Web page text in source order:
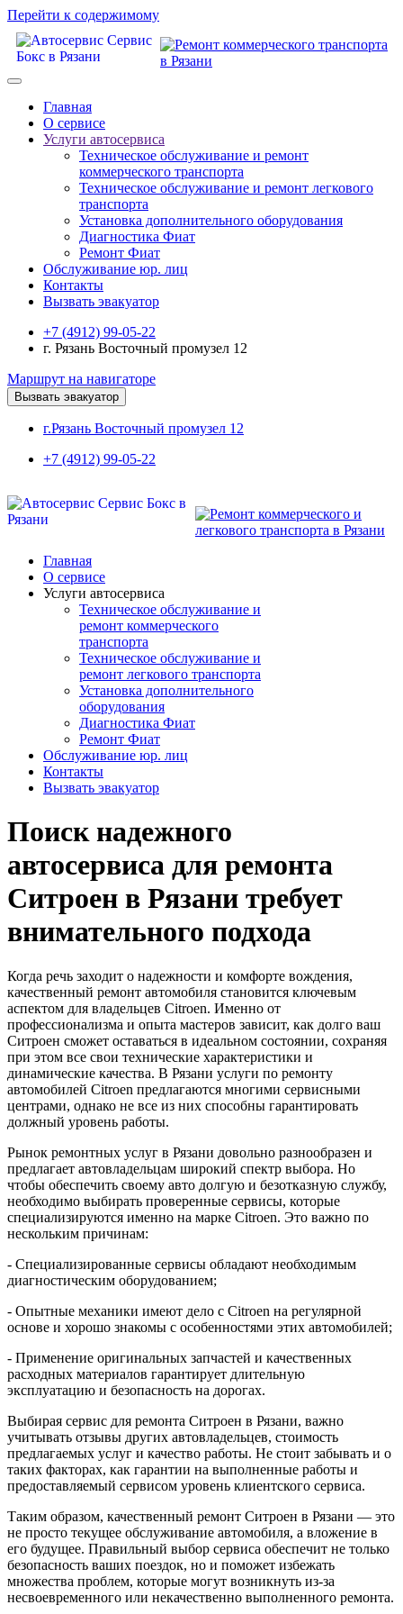
Перейти к содержимому
Главная
О сервисе
Услуги автосервиса
Техническое обcлуживание и ремонт
коммерческого транспорта
Техническое обcлуживание и ремонт легкового
транспорта
Установка дополнительного оборудования
Диагностика Фиат
Ремонт Фиат
Обслуживание юр. лиц
Контакты
Вызвать эвакуатор
+7 (4912) 99-05-22
г. Рязань Восточный промузел 12
Маршрут на навигаторе
Вызвать эвакуатор
г.Рязань Восточный промузел 12
+7 (4912) 99-05-22
Главная
О сервисе
Услуги автосервиса
Техническое обcлуживание и
ремонт коммерческого
транспорта
Техническое обcлуживание и
ремонт легкового транспорта
Установка дополнительного
оборудования
Диагностика Фиат
Ремонт Фиат
Обслуживание юр. лиц
Контакты
Вызвать эвакуатор
Поиск надежного
автосервиса для ремонта
Ситроен в Рязани требует
внимательного подхода
Когда речь заходит о надежности и комфорте вождения,
качественный ремонт автомобиля становится ключевым
аспектом для владельцев Citroen. Именно от
профессионализма и опыта мастеров зависит, как долго ваш
Ситроен сможет оставаться в идеальном состоянии, сохраняя
при этом все свои технические характеристики и
динамические качества. В Рязани услуги по ремонту
автомобилей Citroen предлагаются многими сервисными
центрами, однако не все из них способны гарантировать
должный уровень работы.
Рынок ремонтных услуг в Рязани довольно разнообразен и
предлагает автовладельцам широкий спектр выбора. Но
чтобы обеспечить своему авто долгую и безотказную службу,
необходимо выбирать проверенные сервисы, которые
специализируются именно на марке Citroen. Это важно по
нескольким причинам:
- Специализированные сервисы обладают необходимым
диагностическим оборудованием;
- Опытные механики имеют дело с Citroen на регулярной
основе и хорошо знакомы с особенностями этих автомобилей;
- Применение оригинальных запчастей и качественных
расходных материалов гарантирует длительную
эксплуатацию и безопасность на дорогах.
Выбирая сервис для ремонта Ситроен в Рязани, важно
учитывать отзывы других автовладельцев, стоимость
предлагаемых услуг и качество работы. Не стоит забывать и о
таких факторах, как гарантии на выполненные работы и
предоставляемый сервисом уровень клиентского сервиса.
Таким образом, качественный ремонт Ситроен в Рязани — это
не просто текущее обслуживание автомобиля, а вложение в
его будущее. Правильный выбор сервиса обеспечит не только
безопасность ваших поездок, но и поможет избежать
множества проблем, которые могут возникнуть из-за
несвоевременного или некачественно выполненного ремонта.